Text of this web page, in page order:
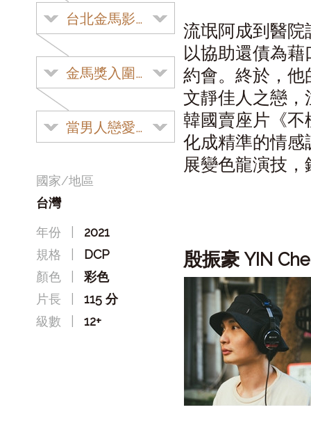
台北金馬影展
金馬獎入圍影片
當男人戀愛時
國家/地區
台灣
年份
2021
規格
DCP
顏色
彩色
片長
115 分
級數
12+
流氓阿成到醫
以協助還債為
約會。終於，
文靜佳人之戀
韓國賣座片《
化成精準的情
展變色龍演技
殷振豪YIN